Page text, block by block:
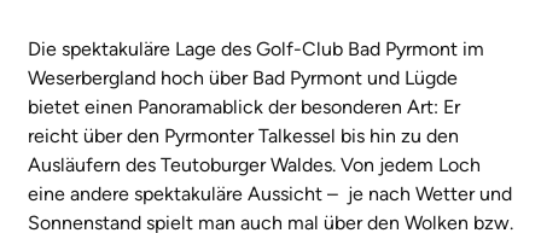
Die spektakuläre Lage des Golf-Club Bad Pyrmont im
Weserbergland hoch über Bad Pyrmont und Lügde
bietet einen Panoramablick der besonderen Art: Er
reicht über den Pyrmonter Talkessel bis hin zu den
Ausläufern des Teutoburger Waldes. Von jedem Loch
eine andere spektakuläre Aussicht – je nach Wetter und
Sonnenstand spielt man auch mal über den Wolken bzw.